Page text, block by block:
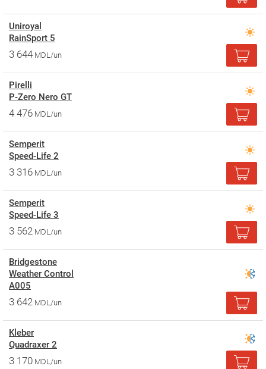
Uniroyal
RainSport 5
3 644 MDL/un
Pirelli
P-Zero Nero GT
4 476 MDL/un
Semperit
Speed-Life 2
3 316 MDL/un
Semperit
Speed-Life 3
3 562 MDL/un
Bridgestone
Weather Control
A005
3 642 MDL/un
Kleber
Quadraxer 2
3 170 MDL/un